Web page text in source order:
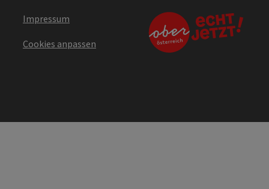
Impressum
Cookies anpassen